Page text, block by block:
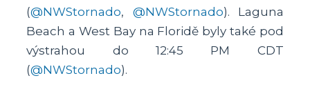
(@NWStornado, @NWStornado). Laguna
Beach a West Bay na Floridě byly také pod
výstrahou do 12:45 PM CDT
(@NWStornado).